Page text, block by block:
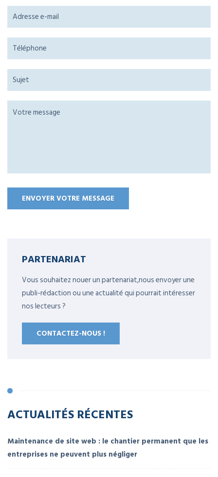
PARTENARIAT
Vous souhaitez nouer un partenariat,nous envoyer une
publi-rédaction ou une actualité qui pourrait intéresser
nos lecteurs ?
CONTACTEZ-NOUS !
ACTUALITÉS RÉCENTES
Maintenance de site web : le chantier permanent que les
entreprises ne peuvent plus négliger